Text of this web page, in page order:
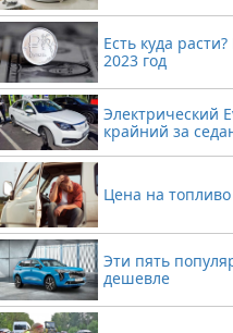
Есть куда
2023 год
Электрический
крайний за
Цена на
Эти пять
дешевле